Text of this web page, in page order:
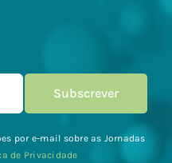
por e-mail sobre as Jornadas
de Privacidade